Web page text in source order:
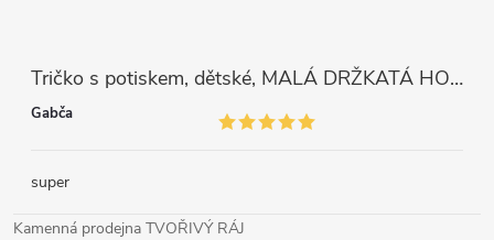
Tričko s potiskem, dětské, MALÁ DRŽKATÁ HOLKA, 1 ks
Gabča
super
Kamenná prodejna TVOŘIVÝ RÁJ